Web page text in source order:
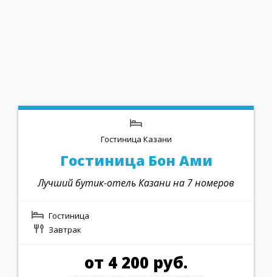
Гостиница Казани
Гостиница Бон Ами
Лучший бутик-отель Казани на 7 номеров
Гостиница
Завтрак
от 4 200 руб.